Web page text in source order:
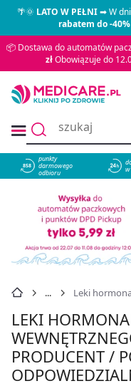
🌴🌞LATO W PEŁNI➡ W
rabatem do -40%
📦 Dostawa do automatów
złObowiązuje do
858
punkty
darmowego
odbioru
Leki hormonalne do stosowania
LEKI
PRODUCENT /